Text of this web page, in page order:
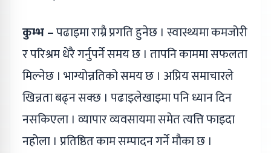
कुम्भ –पढाइमा राम्रै प्रगति हुनेछ । स्वास्थ्यमा कमजोरी
र परिश्रम धेरै गर्नुपर्ने समय छ । तापनि काममा सफलता
मिल्नेछ । भाग्योन्नतिको समय छ । अप्रिय समाचारले
खिन्नता बढ्न सक्छ । पढाइलेखाइमा पनि ध्यान दिन
नसकिएला । व्यापार व्यवसायमा समेत त्यत्ति फाइदा
नहोला । प्रतिष्ठित काम सम्पादन गर्ने मौका छ ।